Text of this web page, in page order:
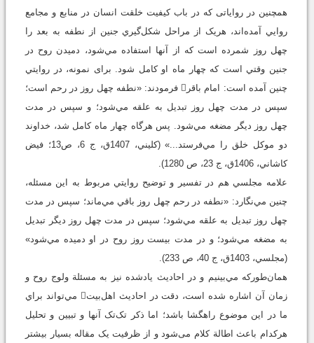
همچنین در رواياتی که در باب کيفيت خلقت انسان در منابع و مجامع
روايي آمده‌اند، هريک از مراحل شکل‌گيري جنين از نطفه به بعد را
چهل روز شمرده است که از آنها استفاده مي‌شود، دميدن روح در
جنين وقتي است که چهار ماه او کامل شود. برای نمونه، در روايتي
چنين آمده است: امام باقر فرمودند: «نطفه چهل روز در رحم است؛
سپس در مدت چهل روز تبديل به علقه مي‌شود؛ و سپس در مدت
چهل روز ديگر مضغه مي‌شود. پس هرگاه چهار ماه کامل شد، خداوند
دو موکل خلق را مي‌فرستد...» (كليني، 1407ق، ج 6، ص13؛ فيض
كاشاني، 1406ق، ج 23، ص 1280).
علامه مجلسي هم در تفسير و توضيح روايتي مربوط به اين مسئله،
چنين مي‌نگارد: «نطفه در رحم چهل روز باقي مي‌ماند؛ سپس در مدت
چهل روز تبديل به علقه مي‌شود؛ سپس در مدت چهل روز ديگر تبديل
به مضغه مي‌شود؛ و در مدت بيست روز روح در او دميده مي‌شود»
(مجلسي، 1403ق، ج 40، ص 233).
همان‌طورکه مي‌بينيم و در احاديث یادشده نیز به مسئلة ولوج روح و
زمان آن اشاره شده است، دقت در احاديث اهل‌بيت مي‌تواند براي
ما در اين موضوع راهگشا باشد؛ اما ذکر تک‌تک آنها و تبيين و تحليل
هرکدام باعث اطالة کلام می‌شود و از ظرفيت يک مقاله بسيار بيشتر